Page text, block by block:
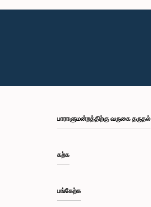
பாராளுமன்றத்திற்கு வருகை தருதல்
கற்க
பங்கேற்க